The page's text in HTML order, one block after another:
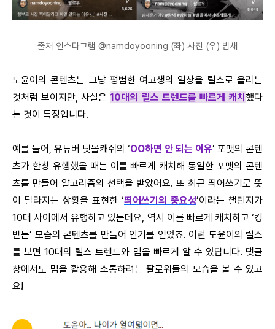
출처 인스타그램 @namdoyooning (좌) 사진 (우) 밤새
도윤이의 콘텐츠는 그냥 평범한 여고생의 일상을 릴스로 올리는
것처럼 보이지만, 사실은10대의 릴스 트렌드를 빠르게 캐치했다
는 것이 특징입니다.
예를 들어, 유튜버 닛몰캐쉬의 ‘OO하면 안 되는 이유’ 포맷의 콘텐
츠가 한창 유행했을 때는 이를 빠르게 캐치해 동일한 포맷의 콘텐
츠를 만들어 알고리즘의 선택을 받았어요. 또 최근 띄어쓰기로 뜻
이 달라지는 상황을 표현한 ‘띄어쓰기의 중요성’이라는 챌린지가
10대 사이에서 유행하고 있는데요, 역시 이를 빠르게 캐치하고 ‘킹
받는’ 모습의 콘텐츠를 만들어 인기를 얻었죠. 이런 도윤이의 릴스
를 보면 10대의 릴스 트렌드와 밈을 빠르게 알 수 있답니다. 댓글
창에서도 밈을 활용해 소통하려는 팔로워들의 모습을 볼 수 있고
요!